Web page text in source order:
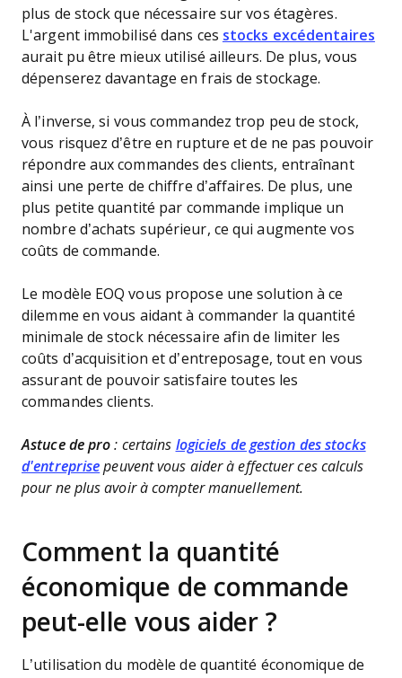
plus de stock que nécessaire sur vos étagères.
L'argent immobilisé dans ces stocks excédentaires
aurait pu être mieux utilisé ailleurs. De plus, vous
dépenserez davantage en frais de stockage.
À l’inverse, si vous commandez trop peu de stock,
vous risquez d’être en rupture et de ne pas pouvoir
répondre aux commandes des clients, entraînant
ainsi une perte de chiffre d’affaires. De plus, une
plus petite quantité par commande implique un
nombre d’achats supérieur, ce qui augmente vos
coûts de commande.
Le modèle EOQ vous propose une solution à ce
dilemme en vous aidant à commander la quantité
minimale de stock nécessaire afin de limiter les
coûts d’acquisition et d’entreposage, tout en vous
assurant de pouvoir satisfaire toutes les
commandes clients.
Astuce de pro : certains logiciels de gestion des stocks
d'entreprise peuvent vous aider à effectuer ces calculs
pour ne plus avoir à compter manuellement.
Comment la quantité
économique de commande
peut-elle vous aider ?
L’utilisation du modèle de quantité économique de